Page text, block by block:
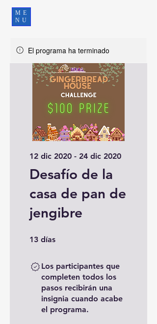
ME
NU
El programa ha terminado
Desafío de la
casa de pan de
jengibre
12 dic 2020 - 24 dic 2020
13 días
Los participantes que
completen todos los
pasos recibirán una
insignia cuando acabe
el programa.